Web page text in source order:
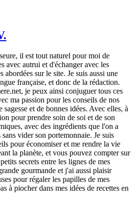
il est tout naturel pour moi de
avec autrui et d'échanger avec les
abordées sur le site. Je suis aussi une
française, et donc de la rédaction.
je peux ainsi conjuguer tous ces
ma passion pour les conseils de nos
et de bonnes idées. Avec elles, à
pour prendre soin de soi et de son
avec des ingrédients que l'on a
vider son portemonnaie. Je suis
pour économiser et me rendre la vie
la planète, et vous pouvez compter sur
secrets entre les lignes de mes
gourmande et j'ai aussi plaisir
pour régaler les papilles de mes
à piocher dans mes idées de recettes en